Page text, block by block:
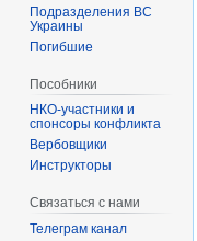
Подразделения ВС
Украины
Погибшие
Пособники
спонсоры конфликта
‏‎Вербовщики
Инструкторы
Связаться с нами
Телеграм канал